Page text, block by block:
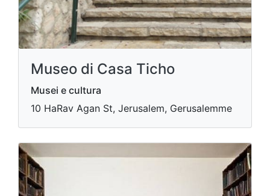
Museo di Casa Ticho
Musei e cultura
10 HaRav Agan St, Jerusalem, Gerusalemme